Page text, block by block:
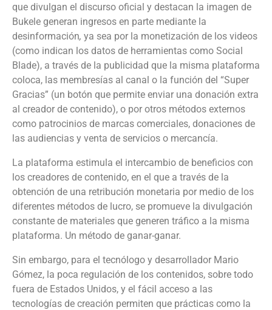
que divulgan el discurso oficial y destacan la imagen de
Bukele generan ingresos en parte mediante la
desinformación, ya sea por la monetización de los videos
(como indican los datos de herramientas como Social
Blade), a través de la publicidad que la misma plataforma
coloca, las membresías al canal o la función del “Super
Gracias” (un botón que permite enviar una donación extra
al creador de contenido), o por otros métodos externos
como patrocinios de marcas comerciales, donaciones de
las audiencias y venta de servicios o mercancía.
La plataforma estimula el intercambio de beneficios con
los creadores de contenido, en el que a través de la
obtención de una retribución monetaria por medio de los
diferentes métodos de lucro, se promueve la divulgación
constante de materiales que generen tráfico a la misma
plataforma. Un método de ganar-ganar.
Sin embargo, para el tecnólogo y desarrollador Mario
Gómez, la poca regulación de los contenidos, sobre todo
fuera de Estados Unidos, y el fácil acceso a las
tecnologías de creación permiten que prácticas como la